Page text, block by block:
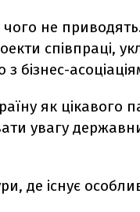
чого не
співпраці,
з бізнес-
як цікавого
увагу
де існує